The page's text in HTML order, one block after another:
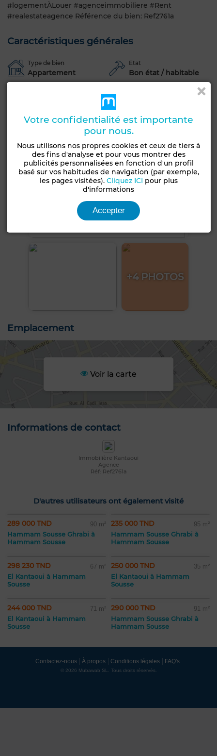
#logementÀLouer #agenceimmobiliere #Rent
#realestateagence Référence du bien: Ref2761a
Caractéristiques générales
Type de bien
Appartement
Etat
Bon état / habitable
+4 PHOTOS
Emplacement
Voir la carte
Informations de contact
Immobilière Kantaoui
Agence
Réf: Ref2761a
D'autres utilisateurs ont également visité
289 000 TND 90 m²
Hammam Sousse Ghrabi à
Hammam Sousse
235 000 TND 95 m²
Hammam Sousse Ghrabi à
Hammam Sousse
298 230 TND 67 m²
El Kantaoui à Hammam
Sousse
250 000 TND 35 m²
El Kantaoui à Hammam
Sousse
244 000 TND 71 m²
El Kantaoui à Hammam
Sousse
290 000 TND 91 m²
Hammam Sousse Ghrabi à
Hammam Sousse
Contactez-nous À propos Conditions légales FAQ's
© 2026 Mubawab SL. Tous droits réservés.
Votre confidentialité est importante
pour nous.
Nous utilisons nos propres cookies et ceux de tiers à
des fins d'analyse et pour vous montrer des
publicités personnalisées en fonction d'un profil
basé sur vos habitudes de navigation (par exemple,
les pages visitées). Cliquez ICI pour plus
d'informations
Accepter